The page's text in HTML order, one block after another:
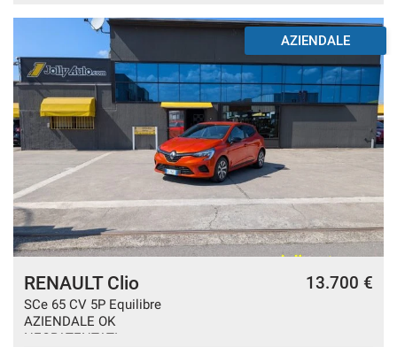
DISPONIBILE
RENAULT Clio
SCe 65 CV 5P Equilibre
AZIENDALE OK
NEOPATENTATI
13.700 €